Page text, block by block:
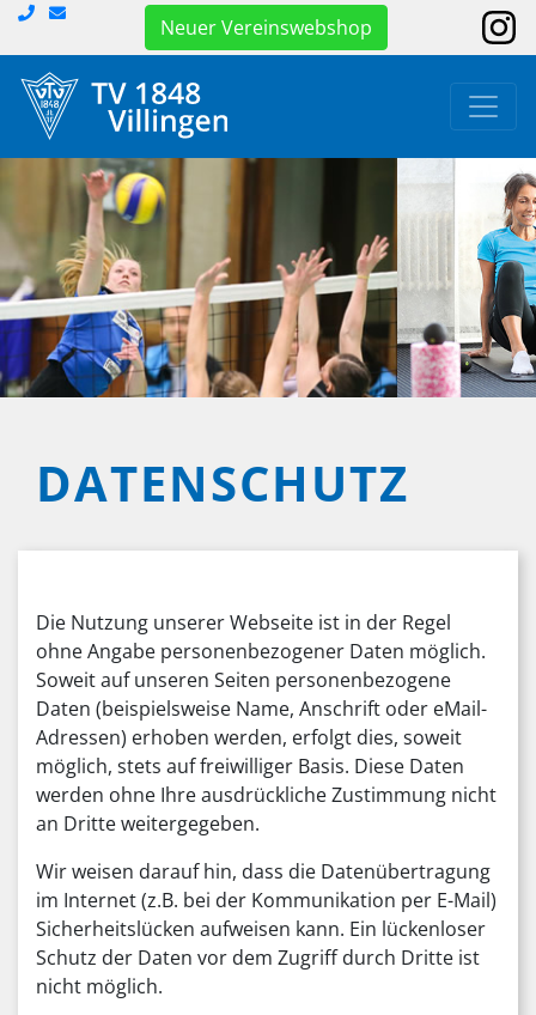
Neuer Vereinswebshop
DATENSCHUTZ
Die Nutzung unserer Webseite ist in der Regel
ohne Angabe personenbezogener Daten möglich.
Soweit auf unseren Seiten personenbezogene
Daten (beispielsweise Name, Anschrift oder eMail-
Adressen) erhoben werden, erfolgt dies, soweit
möglich, stets auf freiwilliger Basis. Diese Daten
werden ohne Ihre ausdrückliche Zustimmung nicht
an Dritte weitergegeben.
Wir weisen darauf hin, dass die Datenübertragung
im Internet (z.B. bei der Kommunikation per E-Mail)
Sicherheitslücken aufweisen kann. Ein lückenloser
Schutz der Daten vor dem Zugriff durch Dritte ist
nicht möglich.